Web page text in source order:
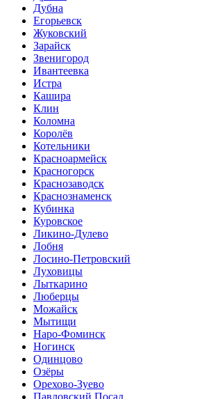
Дубна
Егорьевск
Жуковский
Зарайск
Звенигород
Ивантеевка
Истра
Кашира
Клин
Коломна
Королёв
Котельники
Красноармейск
Красногорск
Краснозаводск
Краснознаменск
Кубинка
Куровское
Ликино-Дулево
Лобня
Лосино-Петровский
Луховицы
Лыткарино
Люберцы
Можайск
Мытищи
Наро-Фоминск
Ногинск
Одинцово
Озёры
Орехово-Зуево
Павловский Посад